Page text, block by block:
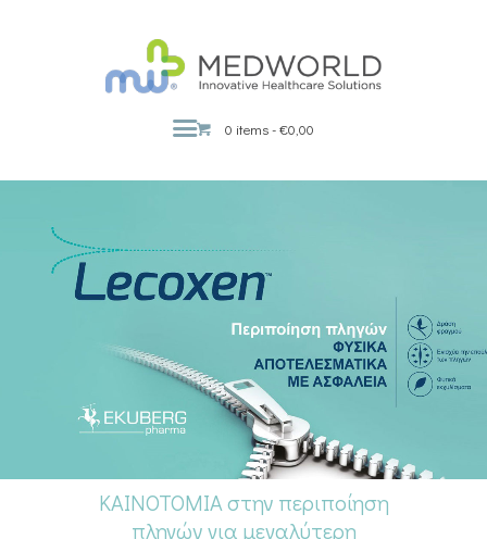
0 items-€0,00
MEDWORLD
ΠΡΟΪΟΝΤΑ
PROMO PACKS
ΣΗΜΕΊΑ ΠΏΛΗΣΗΣ
ΣΥΜΒΟΥΛΕΣ ΕΥΕΞΙΑΣ
ΕΚΔΗΛΩΣΕΙΣ
ΕΠΙΚΟΙΝΩΝΙΑ
ΚΑΙΝΟΤΟΜΙΑ στην περιποίηση
πληγών για μεγαλύτερη